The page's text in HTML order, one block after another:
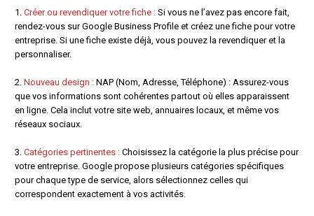
1.Créer ou revendiquer votre fiche : Si vous ne l’avez pas encore fait,
rendez-vous sur Google Business Profile et créez une fiche pour votre
entreprise. Si une fiche existe déjà, vous pouvez la revendiquer et la
personnaliser.
2.Nouveau design : NAP (Nom, Adresse, Téléphone) : Assurez-vous
que vos informations sont cohérentes partout où elles apparaissent
en ligne. Cela inclut votre site web, annuaires locaux, et même vos
réseaux sociaux.
3.Catégories pertinentes : Choisissez la catégorie la plus précise pour
votre entreprise. Google propose plusieurs catégories spécifiques
pour chaque type de service, alors sélectionnez celles qui
correspondent exactement à vos activités.